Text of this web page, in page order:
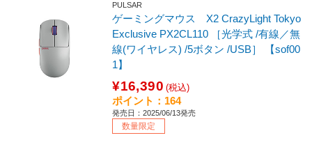
PULSAR
ゲーミングマウス X2 CrazyLight Tokyo
Exclusive PX2CL110 ［光学式 /有線／無
線(ワイヤレス) /5ボタン /USB］ 【sof00
1】
¥16,390 (税込)
ポイント：164
発売日：2025/06/13発売
数量限定